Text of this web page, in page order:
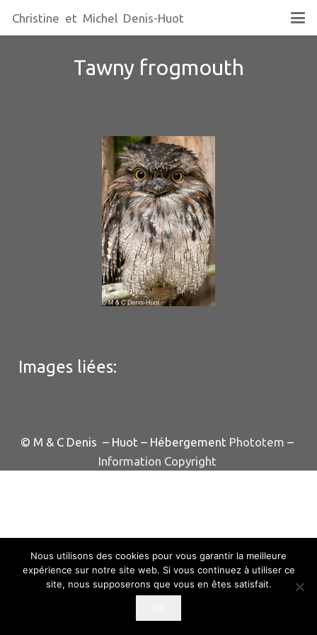
Christine et Michel Denis-Huot
Tawny frogmouth
Images liées:
© M & C Denis – Huot – Hébergement Phototem –
Information Copyright
Nous utilisons des cookies pour vous garantir la meilleure
expérience sur notre site web. Si vous continuez à utiliser ce
site, nous supposerons que vous en êtes satisfait.